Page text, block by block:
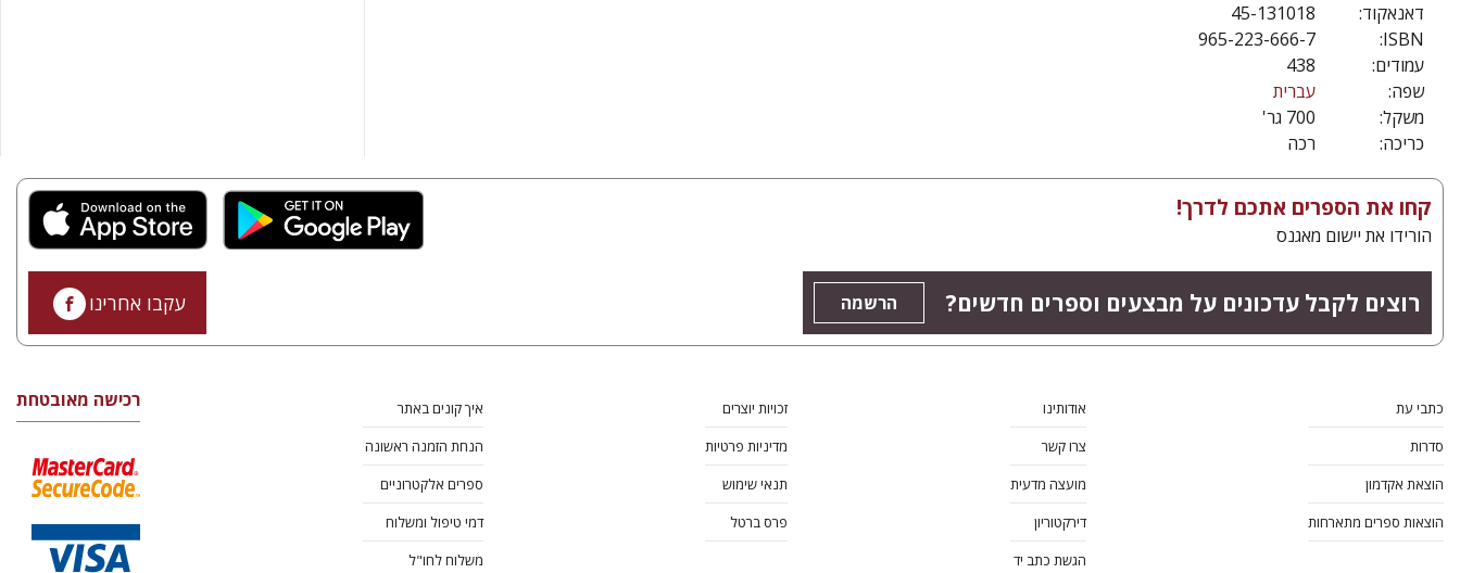
דאנאקוד:
45-131018
ISBN:
965-223-666-7
עמודים:
438
שפה:
עברית
משקל:
700 גר'
כריכה:
רכה
קחו את הספרים אתכם לדרך!
הורידו את יישום מאגנס
רוצים לקבל עדכונים על מבצעים וספרים חדשים? הרשמה עקבו אחרינו
כתבי עת
סדרות
הוצאת אקדמון
הוצאות ספרים מתארחות
אודותינו
צרו קשר
מועצה מדעית
דירקטוריון
הגשת כתב יד
זכויות יוצרים
מדיניות פרטיות
תנאי שימוש
פרס ברטל
איך קונים באתר
הנחת הזמנה ראשונה
ספרים אלקטרוניים
דמי טיפול ומשלוח
משלוח לחו"ל
רכישה מאובטחת